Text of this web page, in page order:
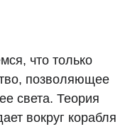
что только
позволяющее
света. Теория
вокруг корабля